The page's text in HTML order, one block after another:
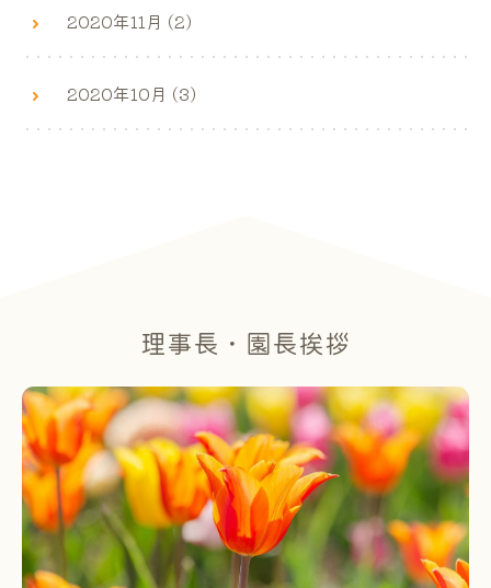
2020年11月 (2)
2020年10月 (3)
理事長・園長挨拶